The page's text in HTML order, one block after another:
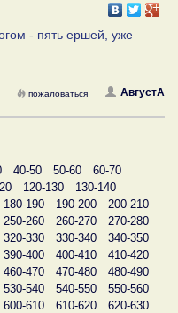
- пять ершей, уже
АвгустА
пожаловаться
40-50 50-60
60-70
120-130
130-140
180-190 190-200
200-210
250-260 260-270
270-280
320-330 330-340
340-350
390-400 400-410
410-420
460-470 470-480
480-490
530-540 540-550
550-560
600-610 610-620
620-630